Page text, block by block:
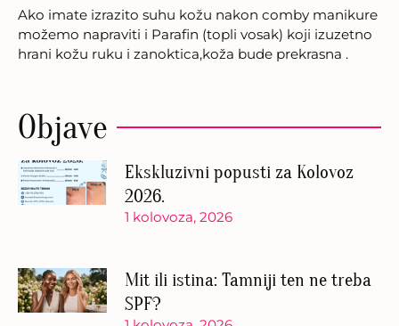
Ako imate izrazito suhu kožu nakon comby manikure
možemo napraviti i Parafin (topli vosak) koji izuzetno
hrani kožu ruku i zanoktica,koža bude prekrasna .
Objave
Ekskluzivni popusti za Kolovoz
2026.
1 kolovoza, 2026
Mit ili istina: Tamniji ten ne treba
SPF?